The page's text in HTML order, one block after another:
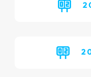
2
2